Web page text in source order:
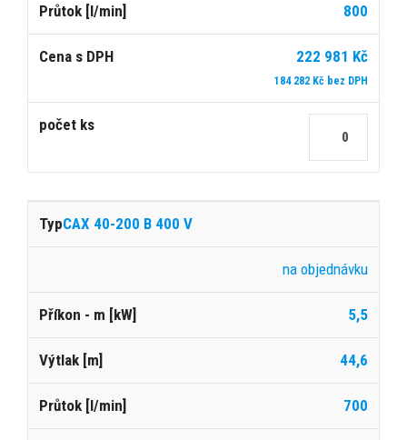
800
222 981 Kč
184 282 Kč bez DPH
CAX 40-200 B 400 V
na objednávku
5,5
44,6
700